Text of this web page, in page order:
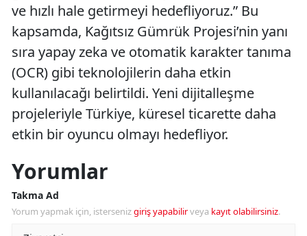
ve hızlı hale getirmeyi hedefliyoruz.” Bu
kapsamda, Kağıtsız Gümrük Projesi’nin yanı
sıra yapay zeka ve otomatik karakter tanıma
(OCR) gibi teknolojilerin daha etkin
kullanılacağı belirtildi. Yeni dijitalleşme
projeleriyle Türkiye, küresel ticarette daha
etkin bir oyuncu olmayı hedefliyor.
Yorumlar
Takma Ad
Yorum yapmak için, istersenizgiriş yapabilirveya kayıt olabilirsiniz.